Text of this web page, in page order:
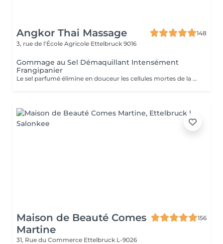
Angkor Thai Massage
148
3, rue de l'École Agricole Ettelbruck 9016
Gommage au Sel Démaquillant Intensément
Frangipanier
Le sel parfumé élimine en douceur les cellules mortes de la peau, favorisant la régénération de nouvelles cellules. Ce soin luxueux révèle une toile lisse et réactive, prête à absorber l'huile corporelle profondément nourrissante.
Maison de Beauté Comes
Martine
156
31, Rue du Commerce Ettelbruck L-9026